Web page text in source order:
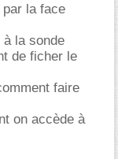
par la face
la sonde
de ficher le
faire
on accède à